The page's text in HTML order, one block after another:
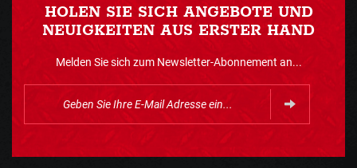
HOLEN SIE SICH ANGEBOTE UND
NEUIGKEITEN AUS ERSTER HAND
Melden Sie sich zum Newsletter-Abonnement an...